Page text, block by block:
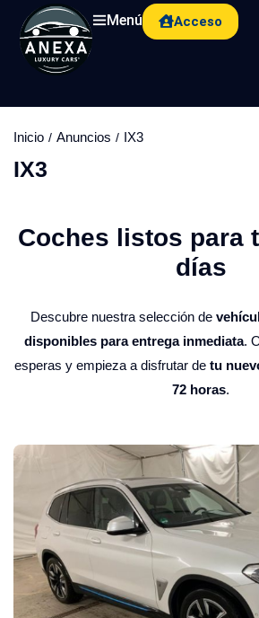
Menú Acceso
Inicio Anuncios IX3
IX3
Coches listos para
días​
Descubre nuestra selección de
disponibles para entrega inmediata.
esperas y empieza a disfrutar de tu
72 horas.